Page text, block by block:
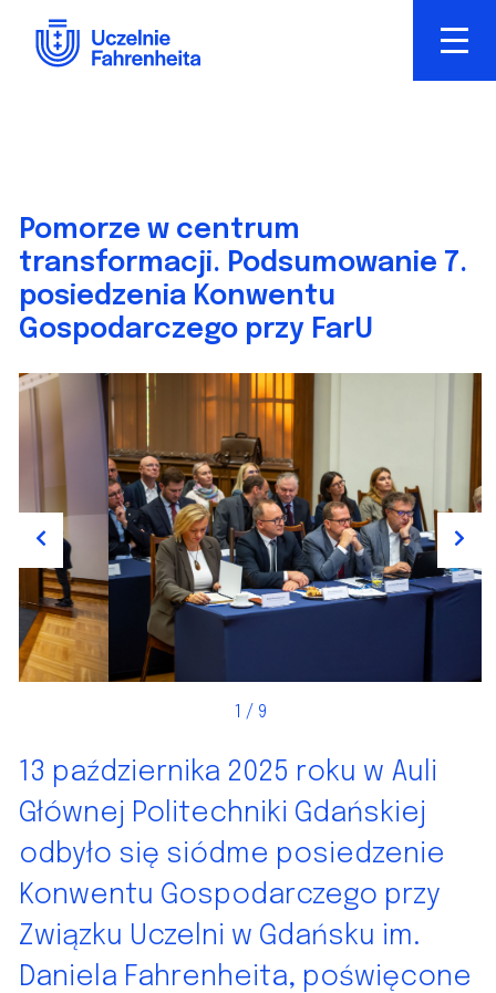
treści
Pomorze w centrum
transformacji. Podsumowanie 7.
posiedzenia Konwentu
Gospodarczego przy FarU
Previous
2 / 9
Next
13 października 2025 roku w Auli
Głównej Politechniki Gdańskiej
odbyło się siódme posiedzenie
Konwentu Gospodarczego przy
Związku Uczelni w Gdańsku im.
Daniela Fahrenheita, poświęcone